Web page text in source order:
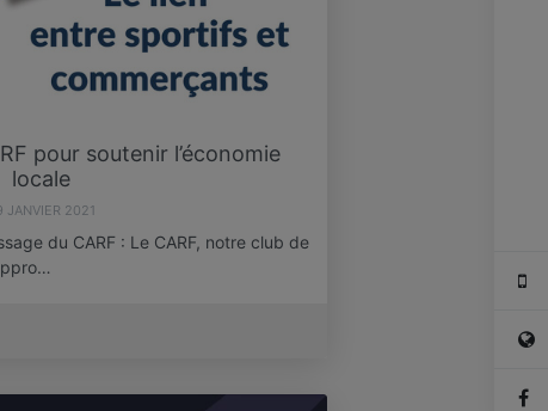
pour soutenir l’économie
locale
JANVIER 2021
du CARF : Le CARF, notre club de